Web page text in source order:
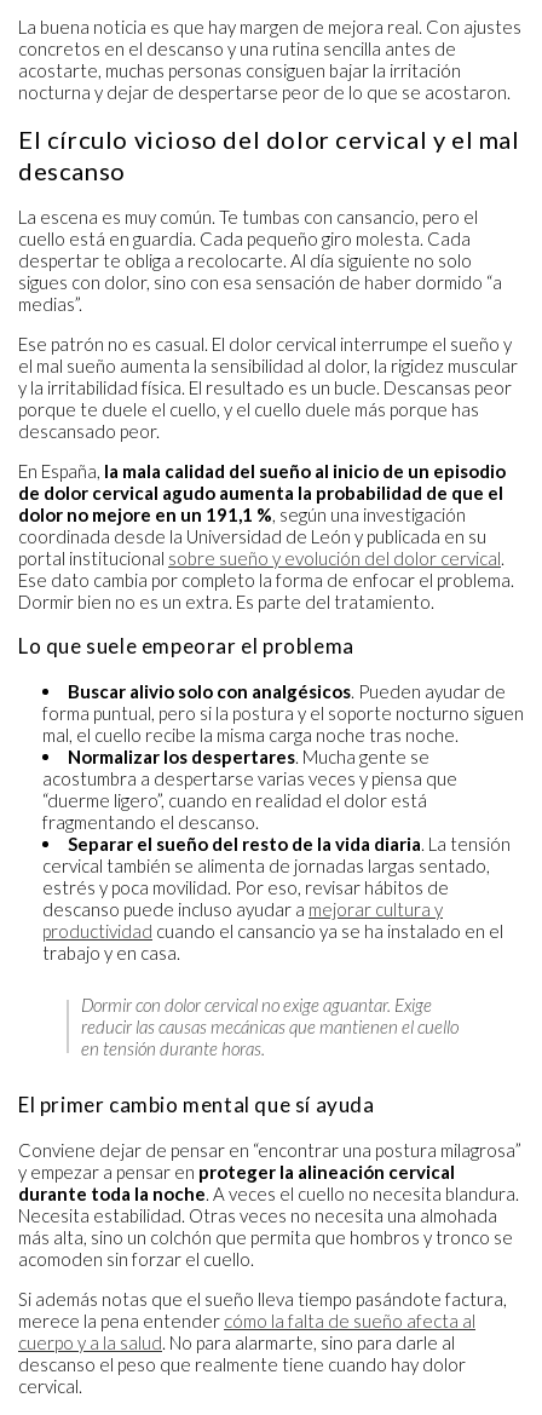
La buena noticia es que hay margen de mejora real. Con ajustes
concretos en el descanso y una rutina sencilla antes de
acostarte, muchas personas consiguen bajar la irritación
nocturna y dejar de despertarse peor de lo que se acostaron.
El círculo vicioso del dolor cervical y el mal
descanso
La escena es muy común. Te tumbas con cansancio, pero el
cuello está en guardia. Cada pequeño giro molesta. Cada
despertar te obliga a recolocarte. Al día siguiente no solo
sigues con dolor, sino con esa sensación de haber dormido “a
medias”.
Ese patrón no es casual. El dolor cervical interrumpe el sueño y
el mal sueño aumenta la sensibilidad al dolor, la rigidez muscular
y la irritabilidad física. El resultado es un bucle. Descansas peor
porque te duele el cuello, y el cuello duele más porque has
descansado peor.
En España, la mala calidad del sueño al inicio de un episodio
de dolor cervical agudo aumenta la probabilidad de que el
dolor no mejore en un 191,1 %, según una investigación
coordinada desde la Universidad de León y publicada en su
portal institucional sobre sueño y evolución del dolor cervical.
Ese dato cambia por completo la forma de enfocar el problema.
Dormir bien no es un extra. Es parte del tratamiento.
Lo que suele empeorar el problema
Buscar alivio solo con analgésicos. Pueden ayudar de
forma puntual, pero si la postura y el soporte nocturno siguen
mal, el cuello recibe la misma carga noche tras noche.
Normalizar los despertares. Mucha gente se
acostumbra a despertarse varias veces y piensa que
“duerme ligero”, cuando en realidad el dolor está
fragmentando el descanso.
Separar el sueño del resto de la vida diaria. La tensión
cervical también se alimenta de jornadas largas sentado,
estrés y poca movilidad. Por eso, revisar hábitos de
descanso puede incluso ayudar a mejorar cultura y
productividad cuando el cansancio ya se ha instalado en el
trabajo y en casa.
Dormir con dolor cervical no exige aguantar. Exige
reducir las causas mecánicas que mantienen el cuello
en tensión durante horas.
El primer cambio mental que sí ayuda
Conviene dejar de pensar en “encontrar una postura milagrosa”
y empezar a pensar en proteger la alineación cervical
durante toda la noche. A veces el cuello no necesita blandura.
Necesita estabilidad. Otras veces no necesita una almohada
más alta, sino un colchón que permita que hombros y tronco se
acomoden sin forzar el cuello.
Si además notas que el sueño lleva tiempo pasándote factura,
merece la pena entender cómo la falta de sueño afecta al
cuerpo y a la salud. No para alarmarte, sino para darle al
descanso el peso que realmente tiene cuando hay dolor
cervical.